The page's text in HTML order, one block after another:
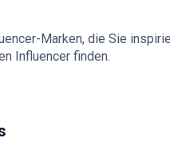
Marken, die Sie
Influencer finden.